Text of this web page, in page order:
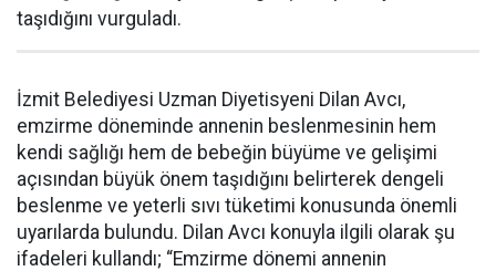
taşıdığını vurguladı.
İzmit Belediyesi Uzman Diyetisyeni Dilan Avcı,
emzirme döneminde annenin beslenmesinin hem
kendi sağlığı hem de bebeğin büyüme ve gelişimi
açısından büyük önem taşıdığını belirterek dengeli
beslenme ve yeterli sıvı tüketimi konusunda önemli
uyarılarda bulundu. Dilan Avcı konuyla ilgili olarak şu
ifadeleri kullandı; “Emzirme dönemi annenin